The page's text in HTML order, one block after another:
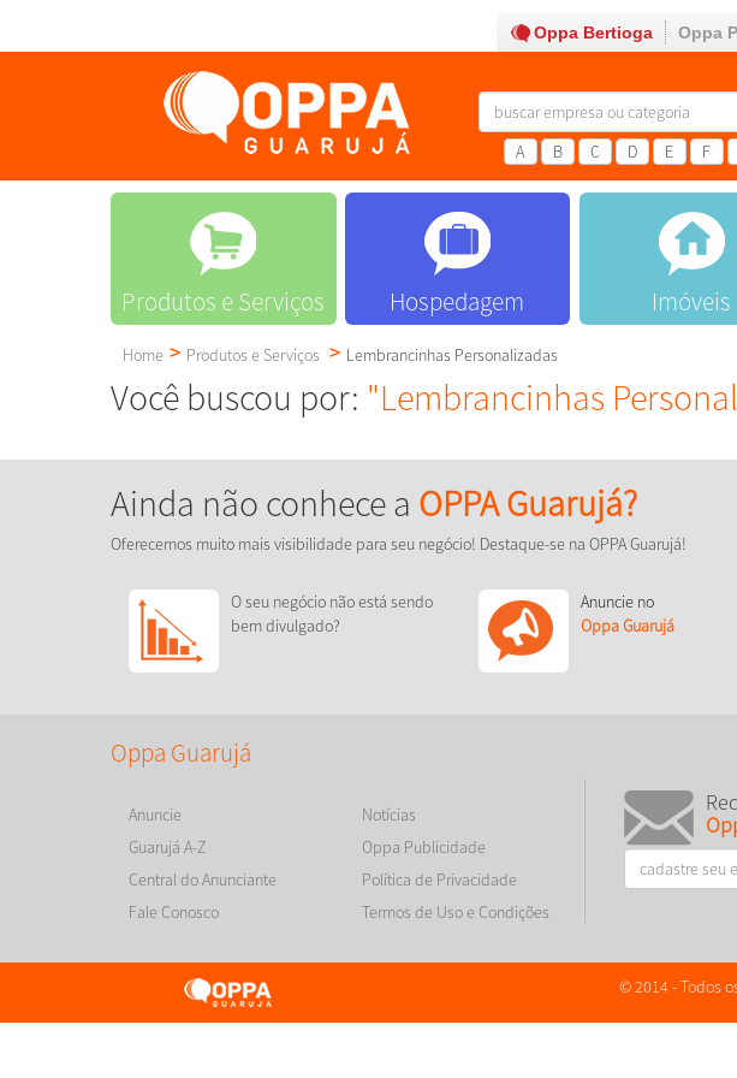
Oppa Bertioga Oppa
A B C D E F
Produtos e Serviços Hospedagem Imóveis
Home Produtos e Serviços Lembrancinhas Personalizadas
Você buscou por: "Lembrancinhas
Ainda não conhece a OPPA Guarujá?
Oferecemos muito mais visibilidade para seu negócio! Destaque-se na OPPA Guarujá!
O seu negócio não está sendo
bem divulgado?
Anuncie no
Oppa Guarujá
Oppa Guarujá
Anuncie
Guarujá A-Z
Central do Anunciante
Fale Conosco
Notícias
Oppa Publicidade
Política de Privacidade
Termos de Uso e Condições
© 2014 - Todos